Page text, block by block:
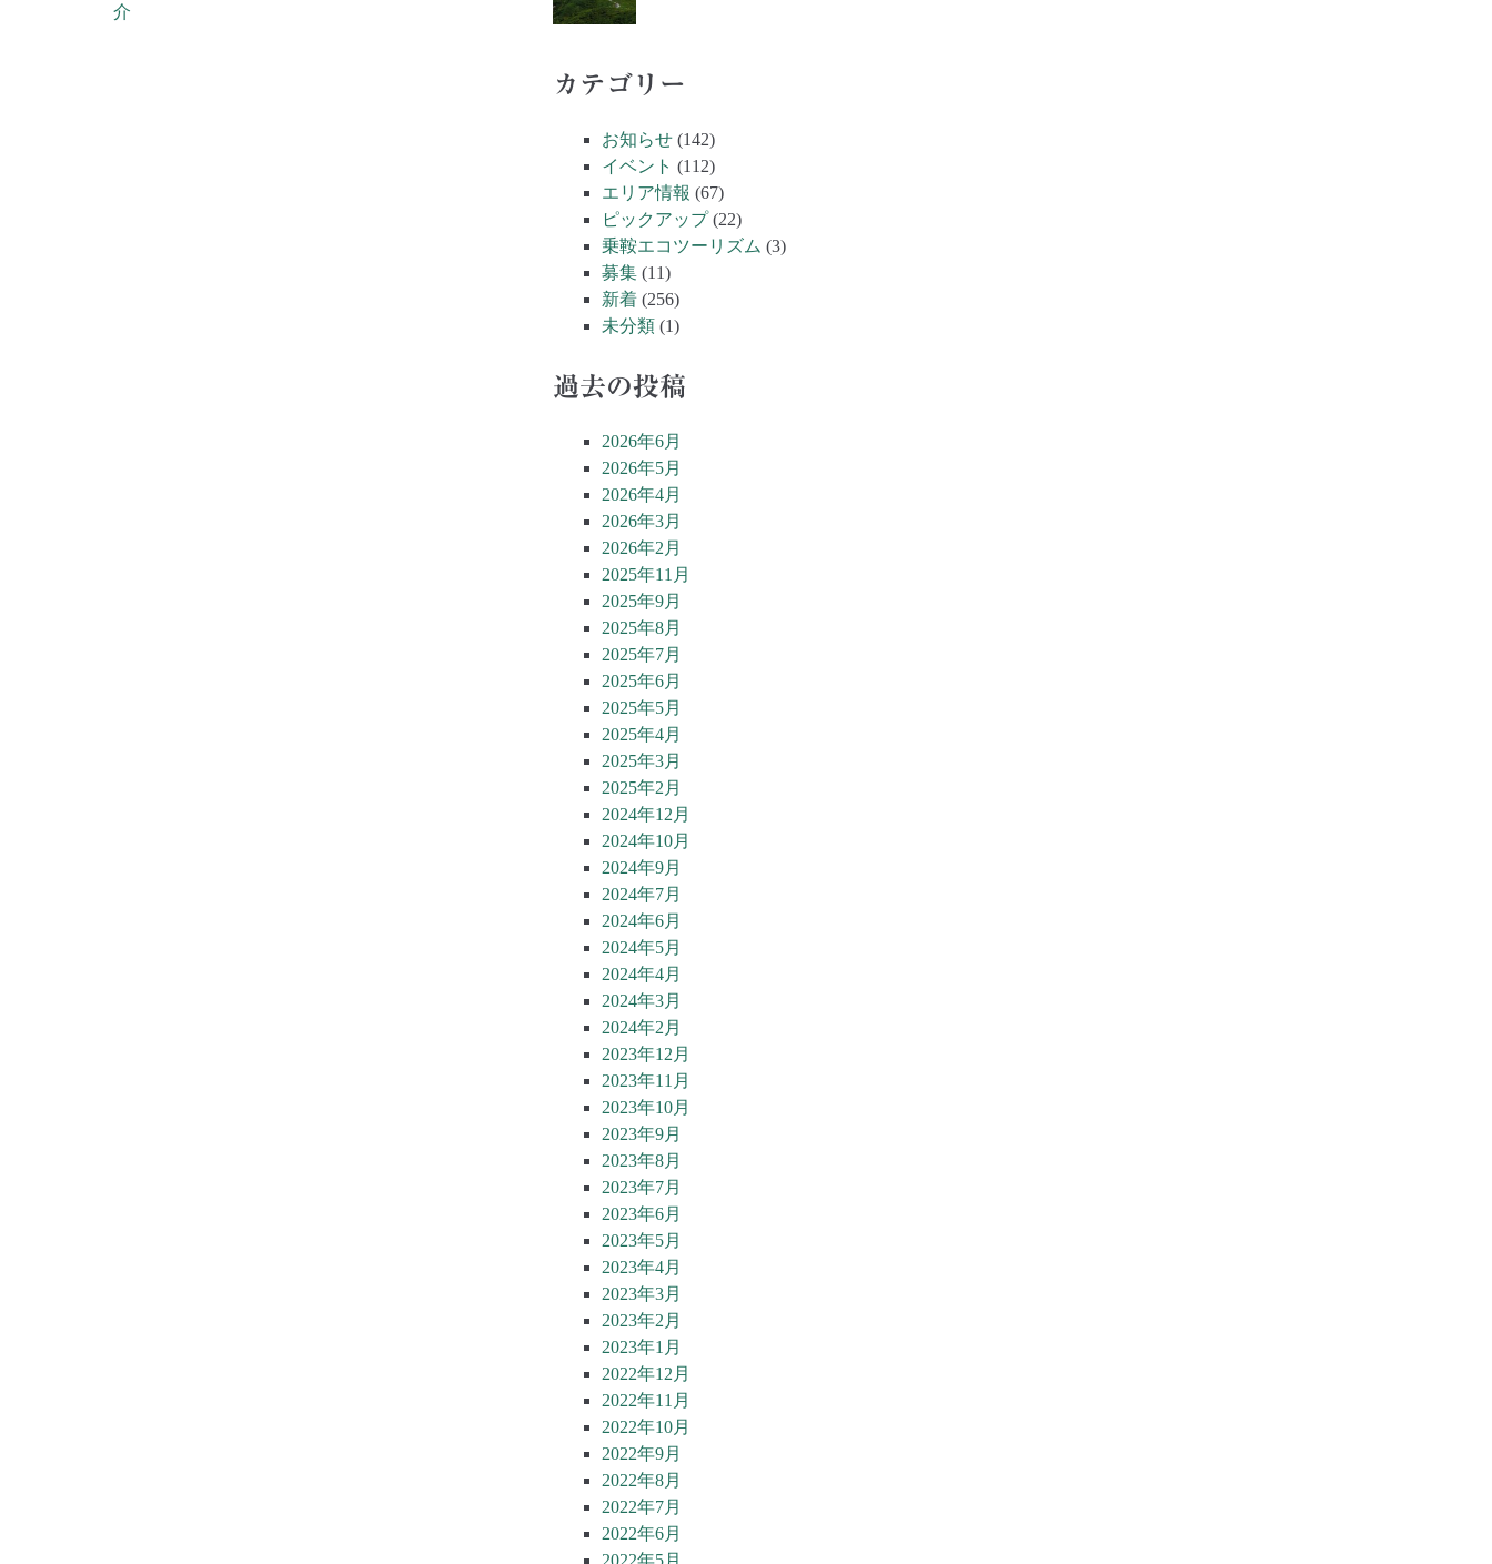
介
カテゴリー
お知らせ (142)
イベント (112)
エリア情報 (67)
ピックアップ(22)
乗鞍エコツーリズム (3)
募集 (11)
新着 (256)
未分類 (1)
過去の投稿
2026年6月
2026年5月
2026年4月
2026年3月
2026年2月
2025年11月
2025年9月
2025年8月
2025年7月
2025年6月
2025年5月
2025年4月
2025年3月
2025年2月
2024年12月
2024年10月
2024年9月
2024年7月
2024年6月
2024年5月
2024年4月
2024年3月
2024年2月
2023年12月
2023年11月
2023年10月
2023年9月
2023年8月
2023年7月
2023年6月
2023年5月
2023年4月
2023年3月
2023年2月
2023年1月
2022年12月
2022年11月
2022年10月
2022年9月
2022年8月
2022年7月
2022年6月
2022年5月